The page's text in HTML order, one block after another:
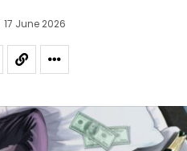
17 June 2026